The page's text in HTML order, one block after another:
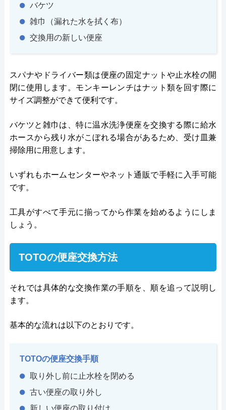
バケツ
雑巾（漏れた水を拭く布）
交換用の新しい便座
スパナやドライバー類は便座の固定ナットや止水栓の開
閉に使用します。モンキーレンチはナット類を回す際に
サイズ調整ができて便利です。
バケツと雑巾は、特に温水洗浄便座を交換する際に給水
ホースから残り水がこぼれる場合があるため、受け皿兼
掃除用に用意します。
いずれもホームセンターやネット通販で手軽に入手可能
です。
工具がすべて手元に揃ってから作業を始めるようにしま
しょう。
TOTOの便座交換方法
それでは具体的な交換作業の手順を、順を追って説明し
ます。
基本的な流れは以下のとおりです。
TOTOの便座交換手順
取り外し前に止水栓を閉める
古い便座の取り外し
新しい便座の取り付け